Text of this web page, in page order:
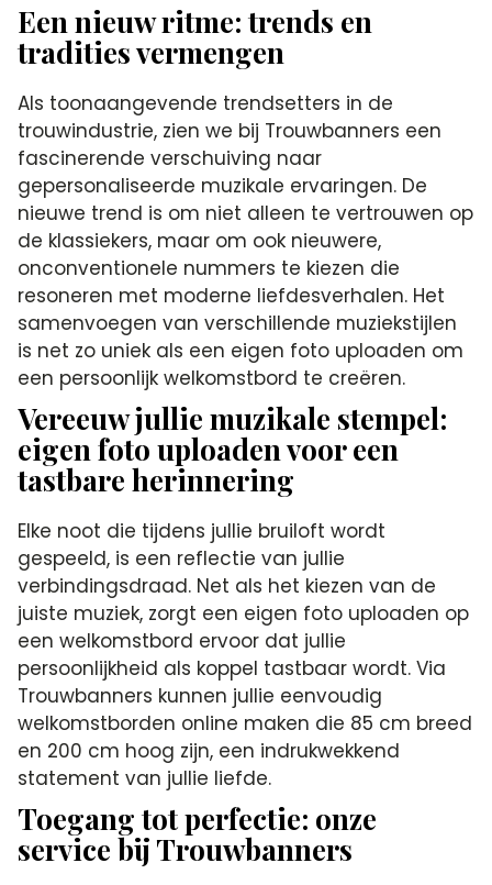
Een nieuw ritme: trends en
tradities vermengen
Als toonaangevende trendsetters in de
trouwindustrie, zien we bij Trouwbanners een
fascinerende verschuiving naar
gepersonaliseerde muzikale ervaringen. De
nieuwe trend is om niet alleen te vertrouwen op
de klassiekers, maar om ook nieuwere,
onconventionele nummers te kiezen die
resoneren met moderne liefdesverhalen. Het
samenvoegen van verschillende muziekstijlen
is net zo uniek als een eigen foto uploaden om
een persoonlijk welkomstbord te creëren.
Vereeuw jullie muzikale stempel:
eigen foto uploaden voor een
tastbare herinnering
Elke noot die tijdens jullie bruiloft wordt
gespeeld, is een reflectie van jullie
verbindingsdraad. Net als het kiezen van de
juiste muziek, zorgt een eigen foto uploaden op
een welkomstbord ervoor dat jullie
persoonlijkheid als koppel tastbaar wordt. Via
Trouwbanners kunnen jullie eenvoudig
welkomstborden online maken die 85 cm breed
en 200 cm hoog zijn, een indrukwekkend
statement van jullie liefde.
Toegang tot perfectie: onze
service bij Trouwbanners